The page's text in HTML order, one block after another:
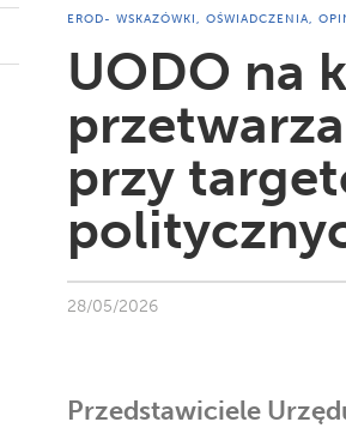
EROD- WSKAZÓWKI, OŚWIADCZENIA,
UODO na
przy
28/05/2026
Przedstawiciele